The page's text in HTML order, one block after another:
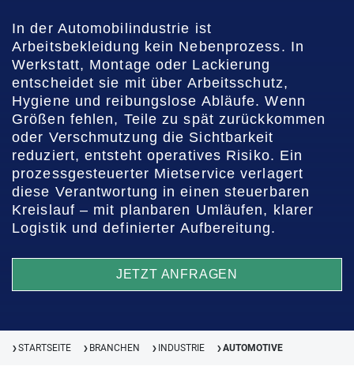
In der Automobilindustrie ist
Arbeitsbekleidung kein Nebenprozess. In
Werkstatt, Montage oder Lackierung
entscheidet sie mit über Arbeitsschutz,
Hygiene und reibungslose Abläufe. Wenn
Größen fehlen, Teile zu spät zurückkommen
oder Verschmutzung die Sichtbarkeit
reduziert, entsteht operatives Risiko. Ein
prozessgesteuerter Mietservice verlagert
diese Verantwortung in einen steuerbaren
Kreislauf – mit planbaren Umläufen, klarer
Logistik und definierter Aufbereitung.
JETZT ANFRAGEN
❯ STARTSEITE ❯ BRANCHEN ❯ INDUSTRIE ❯ AUTOMOTIVE